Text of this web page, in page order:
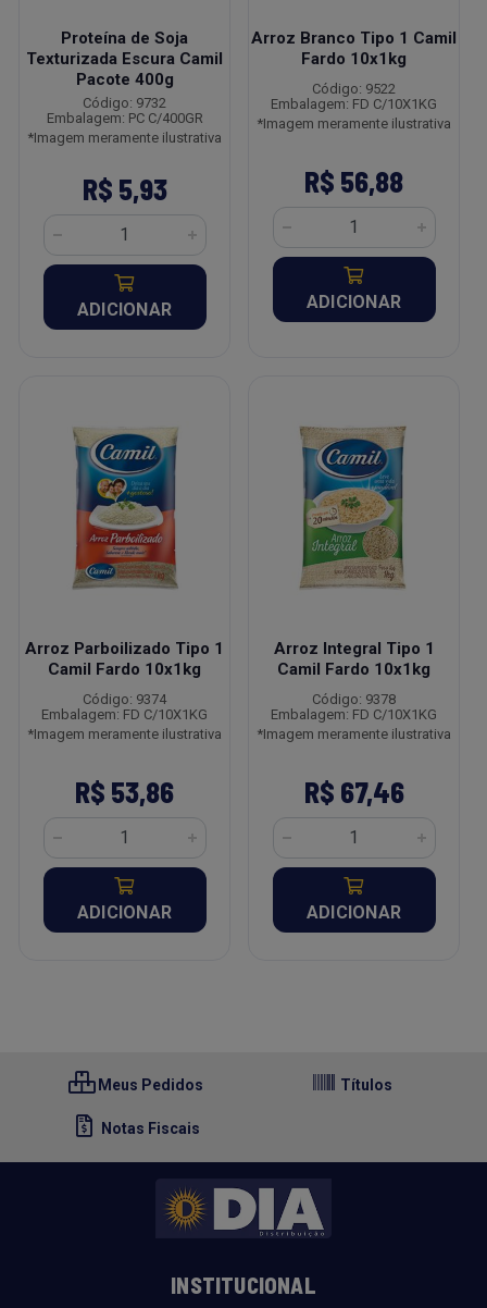
Proteína de Soja
Texturizada Escura Camil
Pacote 400g
Código: 9732
Embalagem: PC C/400GR
*Imagem meramente ilustrativa
R$ 5,93
ADICIONAR
Arroz Branco Tipo 1 Camil
Fardo 10x1kg
Código: 9522
Embalagem: FD C/10X1KG
*Imagem meramente ilustrativa
R$ 56,88
ADICIONAR
Arroz Parboilizado Tipo 1
Camil Fardo 10x1kg
Código: 9374
Embalagem: FD C/10X1KG
*Imagem meramente ilustrativa
R$ 53,86
ADICIONAR
Arroz Integral Tipo 1
Camil Fardo 10x1kg
Código: 9378
Embalagem: FD C/10X1KG
*Imagem meramente ilustrativa
R$ 67,46
ADICIONAR
Meus Pedidos Títulos
Notas Fiscais
INSTITUCIONAL